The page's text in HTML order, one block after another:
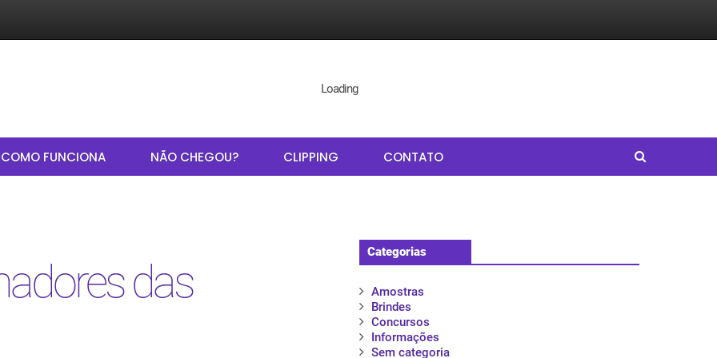
Loading
COMO FUNCIONA NÃO CHEGOU? CLIPPING CONTATO
das
Categorias
Amostras
Brindes
Concursos
Informações
Sem categoria